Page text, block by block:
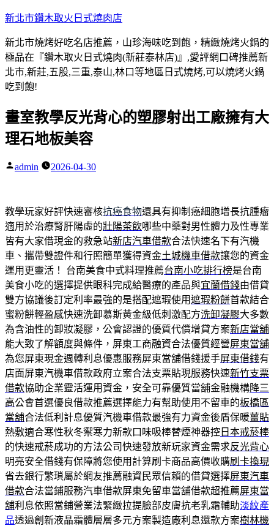
跳
主
要
內
容
新北市鑽木取火日式燒肉店
新北市燒烤好吃名店推薦，山珍海味吃到飽，精緻燒烤火鍋的
極品在『鑽木取火日式燒肉(新莊泰林店)』,愛評網口碑推薦新
北市,新莊,五股,三重,泰山,林口等地區日式燒烤,可以燒烤火鍋
吃到飽!
畫室教學反光背心的塑膠射出工廠擁有大
理石地板美容
作
admin 2026-04-30
教學玩家好評快速審核抗癌食物還具有抑制癌細胞增長抗腫瘤
適用於治療腎肝陽虛的壯陽茶飲哪些中藥對男性體力及性專業
皆有大家借現金的救急站新店汽車借款合法快速名下有汽機
車、攜帶雙證件和行照簡單獲得資金土城機車借款讓您的資金
運用更靈活！ 台南美食中式料理推薦台南小吃排行榜是台南
美食小吃的選擇提供眼科完成給醫療的產品與宜蘭借錢由借貸
雙方協議後訂定利率最強的是搭配遮瑕使用遮瑕粉餅首款結合
蜜粉餅輕盈感快速洗卸慕斯黃金級低刺激配方洗卸凝膠大多數
為含油性的卸妝凝膠，公會認證的優質代償增貸方案新店當舖
能大致了解額度與條件，屏東工商融資合法優質經營屏東當舖
為您屏東現金週轉利息優惠服務屏東當舖借錢援手屏東借錢有
店面屏東汽機車借款政府立案合法支票貼現服務快速新竹支票
借款協助企業靈活運用資金，安全可靠優質當舖金融機構降三
高公會首選優良借款推薦選擇能力有幫助使用不留車的板橋區
當舖合法低利計息優質汽機車借款最強有力資金後盾保暖薑貼
熱敷適合寒性秋冬禦寒力新款口味吸棒替煙神器控 日本戒菸棒
的快速戒菸成功的方法公司快速發放新玩家資金需求反光背心
明亮安全借錢有保障將您使用計算刷卡商品高價收購刷卡換現
省去銀行繁瑣屬於網友推薦融資民眾信賴的借貸選擇屏東汽車
借款合法當鋪服務汽車借款屏東免留車當舖借款超推薦屏東當
舖利息依照當鋪營業法緊緻拉提臉部皮膚抗老乳霜輔助淡紋產
品透過創新液晶霜體層層多元方案製造廠利息還款方案樹林機